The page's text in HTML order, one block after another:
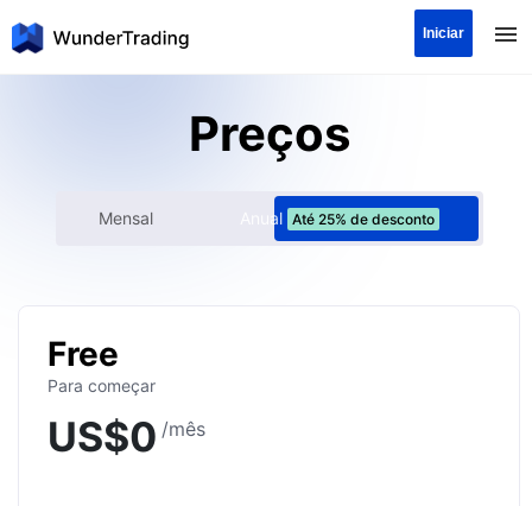
Iniciar
Preços
Mensal Anual Até 25% de desconto
Free
Para começar
US$0 /mês